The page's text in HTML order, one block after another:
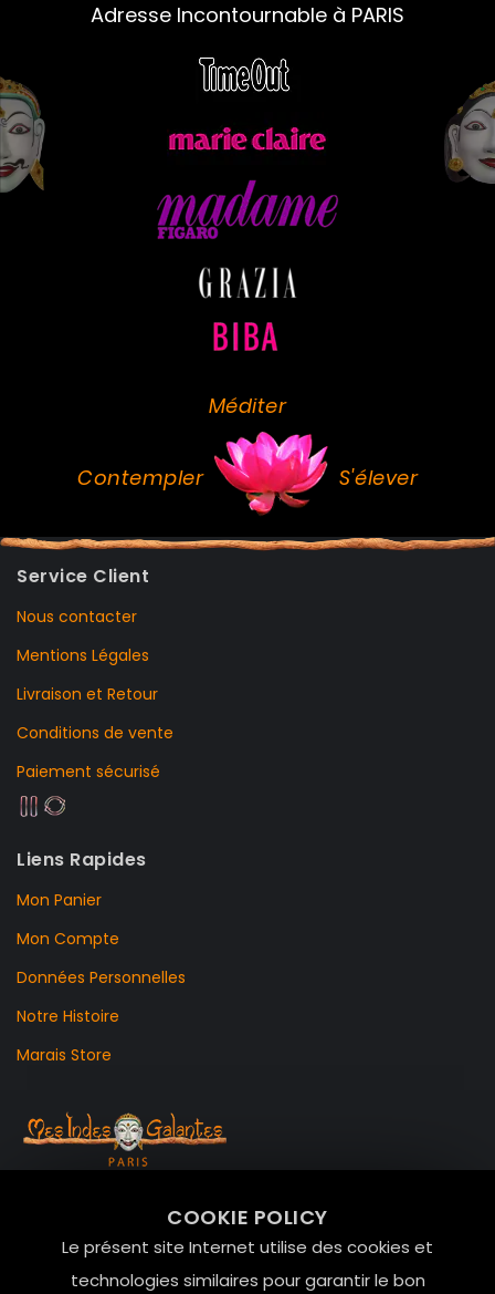
COOKIE POLICY
Le présent site Internet utilise des cookies et
technologies similaires pour garantir le bon
Adresse Incontournable à PARIS
Méditer
Contempler S'élever
Service Client
Nous contacter
Mentions Légales
Livraison et Retour
Conditions de vente
Paiement sécurisé
Liens Rapides
Mon Panier
Mon Compte
Données Personnelles
Notre Histoire
Marais Store
Le Marais, 75004 Paris
contact@mesindesgalantes.com